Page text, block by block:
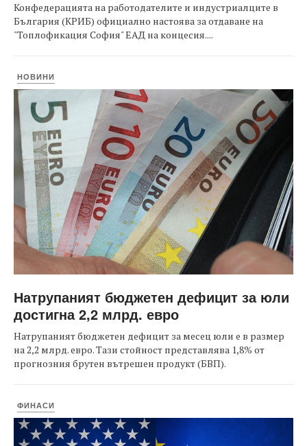
Конфедерацията на работодателите и индустриалците в
България (КРИБ) официално настоява за отдаване на
"Топлофикация София" ЕАД на концесия....
НОВИНИ
Натрупаният бюджетен дефицит за юли
достигна 2,2 млрд. евро
Натрупаният бюджетен дефицит за месец юли е в размер
на 2,2 млрд. евро. Тази стойност представлява 1,8% от
прогнозния брутен вътрешен продукт (БВП).
ФИНАСИ